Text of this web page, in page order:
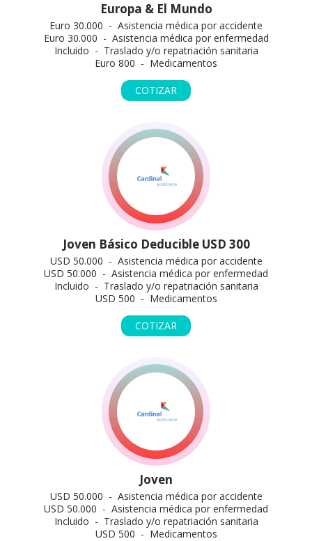
Europa & El Mundo
Euro 30.000 - Asistencia médica por accidente
Euro 30.000 - Asistencia médica por enfermedad
Incluido - Traslado y/o repatriación sanitaria
Euro 800 - Medicamentos
COTIZAR
Joven Básico Deducible USD 300
USD 50.000 - Asistencia médica por accidente
USD 50.000 - Asistencia médica por enfermedad
Incluido - Traslado y/o repatriación sanitaria
USD 500 - Medicamentos
COTIZAR
Joven
USD 50.000 - Asistencia médica por accidente
USD 50.000 - Asistencia médica por enfermedad
Incluido - Traslado y/o repatriación sanitaria
USD 500 - Medicamentos